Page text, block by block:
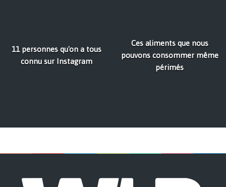
11 personnes qu'on a tous
connu sur Instagram
Ces aliments que nous
pouvons consommer même
périmés